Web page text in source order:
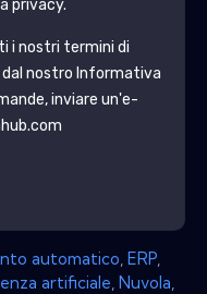
privacy.
i nostri termini di
nostro Informativa
inviare un'e-
automatico ERP
artificiale Nuvola